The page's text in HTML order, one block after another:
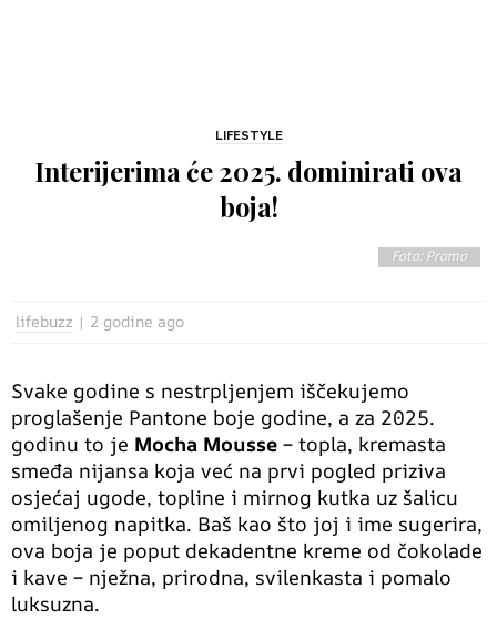
LIFESTYLE
Interijerima će 2025. dominirati ova
boja!
Foto: Promo
lifebuzz 2 godine ago
Svake godine s nestrpljenjem iščekujemo
proglašenje Pantone boje godine, a za 2025.
godinu to je Mocha Mousse – topla, kremasta
smeđa nijansa koja već na prvi pogled priziva
osjećaj ugode, topline i mirnog kutka uz šalicu
omiljenog napitka. Baš kao što joj i ime sugerira,
ova boja je poput dekadentne kreme od čokolade
i kave – nježna, prirodna, svilenkasta i pomalo
luksuzna.